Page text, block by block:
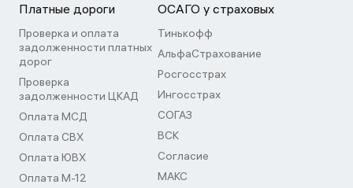
Платные дороги
Проверка и оплата
задолженности платных
дорог
Проверка
задолженности ЦКАД
Оплата МСД
Оплата СВХ
Оплата ЮВХ
Оплата М-12
ОСАГО у страховых
Тинькофф
АльфаСтрахование
Росгосстрах
Ингосстрах
СОГАЗ
ВСК
Согласие
МАКС